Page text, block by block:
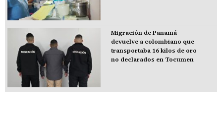
Migración de Panamá
devuelve a colombiano que
transportaba 16 kilos de oro
no declarados en Tocumen